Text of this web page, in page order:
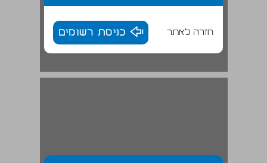
חזרה לאתר כניסת רשומים